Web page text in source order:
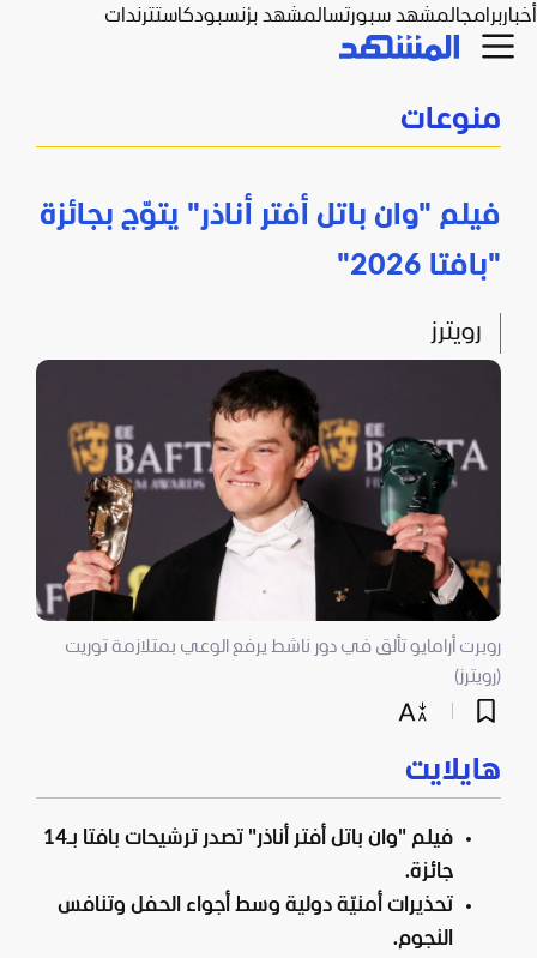
أخباربرامجالمشهد سبورتسالمشهد بزنسبودكاستترندات
منوعات
فيلم "وان باتل أفتر أناذر" يتوّج بجائزة
"بافتا 2026"
رويترز
روبرت أرامايو تألق في دور ناشط يرفع الوعي بمتلازمة توريت
(رويترز)
هايلايت
فيلم "وان باتل أفتر أناذر" تصدر ترشيحات بافتا بـ14
جائزة.
تحذيرات أمنيّة دولية وسط أجواء الحفل وتنافس
النجوم.